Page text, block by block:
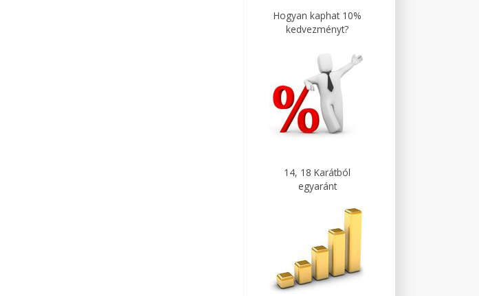
Hogyan kaphat 10%
kedvezményt?
14, 18 Karátból
egyaránt